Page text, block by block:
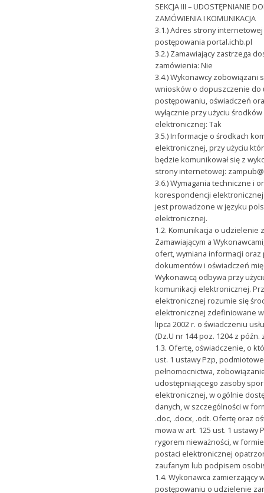
SEKCJA III – UDOSTĘPNIANIE
ZAMÓWIENIA I KOMUNIKACJA
3.1.) Adres strony
postępowania portal.ichb.pl
3.2.) Zamawiający zastrzega
zamówienia: Nie
3.4.) Wykonawcy zobowiązani
wniosków o dopuszczenie do
postępowaniu, oświadczeń
wyłącznie przy użyciu
elektronicznej: Tak
3.5.) Informacje o środkach
elektronicznej, przy użyciu
będzie komunikował się z
strony internetowej:
3.6.) Wymagania techniczne i
korespondencji
jest prowadzone w języku
elektronicznej.
1.2. Komunikacja o udzielenie
Zamawiającym a
ofert, wymiana informacji
dokumentów i oświadczeń
Wykonawcą odbywa przy
komunikacji elektronicznej.
elektronicznej rozumie się
elektronicznej zdefiniowane
lipca 2002 r. o świadczeniu
(Dz.U nr 144 poz. 1204 z późn.
1.3. Ofertę, oświadczenie, o
ust. 1 ustawy Pzp,
pełnomocnictwa,
udostępniającego zasoby
elektronicznej, w ogólnie
danych, w szczególności w
.doc, .docx, .odt. Ofertę oraz
mowa w art. 125 ust. 1 ustawy
rygorem nieważności, w
postaci elektronicznej
zaufanym lub podpisem
1.4. Wykonawca zamierzający
postępowaniu o udzielenie